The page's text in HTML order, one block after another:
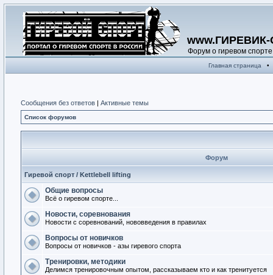
Форум о гиревом спорте
Главная страница •
Сообщения без ответов | Активные темы
Список форумов
Форум
Гиревой спорт / Kettlebell lifting
Общие вопросы
Всё о гиревом спорте...
Новости, соревнования
Новости с соревнований, нововведения в правилах
Вопросы от новичков
Вопросы от новичков - азы гиревого спорта
Тренировки, методики
Делимся тренировочным опытом, рассказываем кто и как тренитуется